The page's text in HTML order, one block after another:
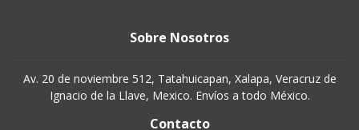
Sobre Nosotros
Av. 20 de noviembre 512, Tatahuicapan, Xalapa, Veracruz de
Ignacio de la Llave, Mexico. Envíos a todo México.
Contacto